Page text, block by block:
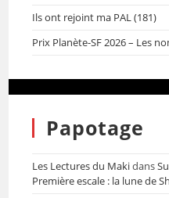
Ils ont rejoint ma PAL (181)
Prix Planète-SF 2026 – Les
Papotage
Les Lectures du Makidans
Première escale : la lune de